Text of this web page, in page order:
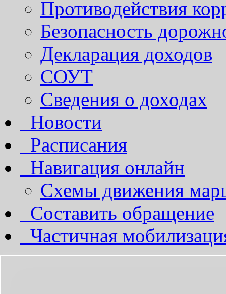
Противодействия
Безопасность
Декларация доходов
СОУТ
Сведения о доходах
Новости
Расписания
Навигация онлайн
Схемы движения
Составить обращение
Частичная